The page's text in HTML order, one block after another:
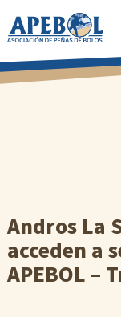
al
principal
Andros La
acceden a
APEBOL –